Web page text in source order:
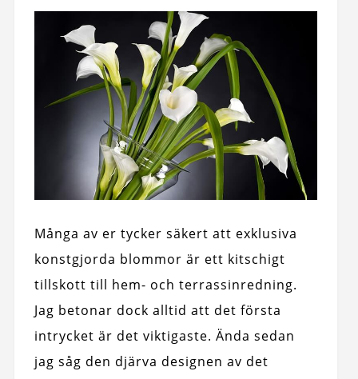
Många av er tycker säkert att exklusiva
konstgjorda blommor är ett kitschigt
tillskott till hem- och terrassinredning.
Jag betonar dock alltid att det första
intrycket är det viktigaste. Ända sedan
jag såg den djärva designen av det